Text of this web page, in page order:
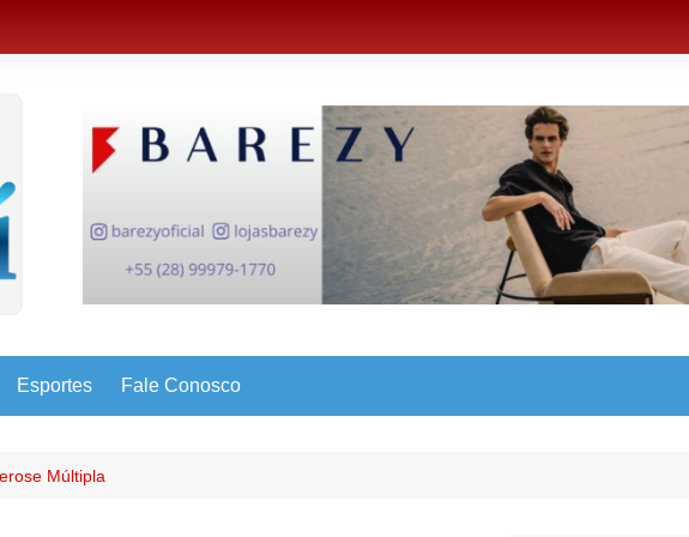
Esportes Fale Conosco
Múltipla